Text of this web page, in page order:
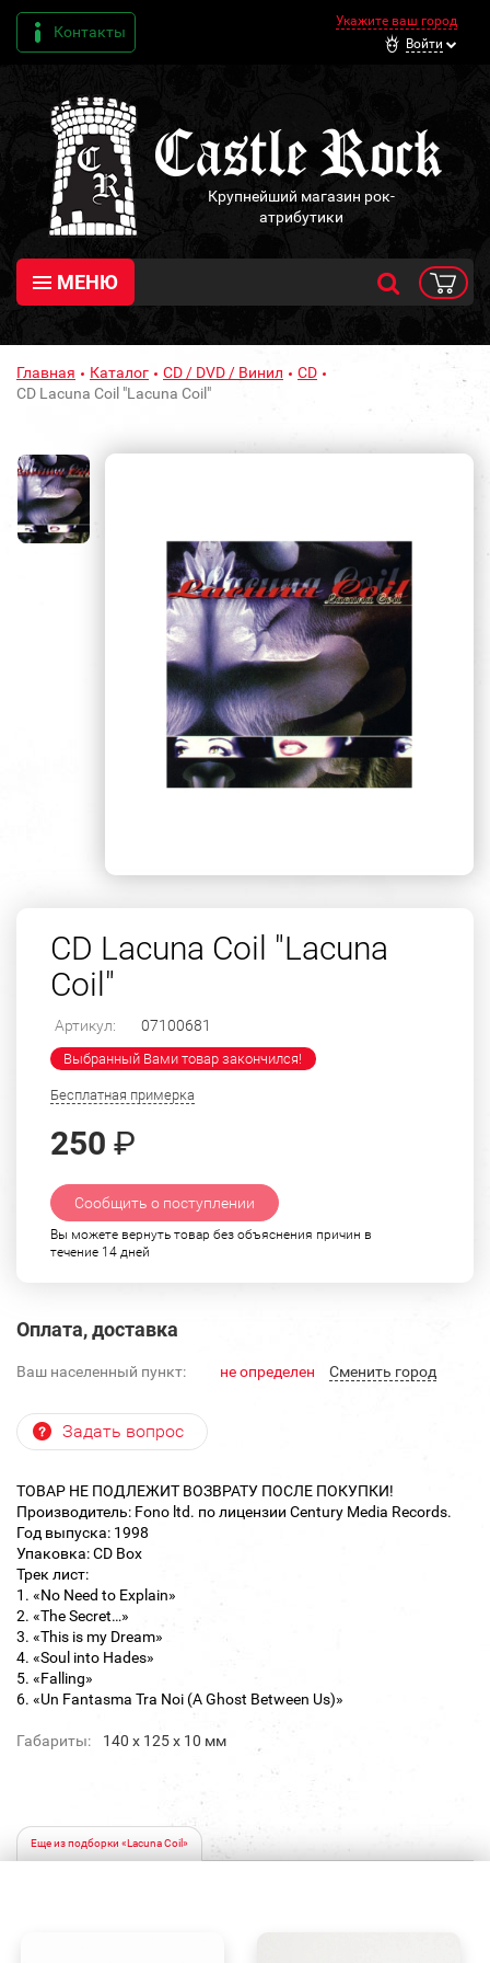
Контакты
Укажите ваш город
Войти
Крупнейший магазин рок-
атрибутики
МЕНЮ
Главная Каталог CD / DVD / Винил
CD
CD Lacuna Coil "Lacuna Coil"
CD Lacuna Coil "Lacuna
Coil"
Артикул: 07100681
Выбранный Вами товар закончился!
Бесплатная примерка
250 ₽
Сообщить о поступлении
Вы можете вернуть товар без объяснения причин в
течение 14 дней
Оплата, доставка
Ваш населенный пункт: не определен Cменить город
Задать вопрос
ТОВАР НЕ ПОДЛЕЖИТ ВОЗВРАТУ ПОСЛЕ ПОКУПКИ!
Производитель: Fono ltd. по лицензии Century Media Records.
Год выпуска: 1998
Упаковка: CD Box
Трек лист:
1. «No Need to Explain»
2. «The Secret…»
3. «This is my Dream»
4. «Soul into Hades»
5. «Falling»
6. «Un Fantasma Tra Noi (A Ghost Between Us)»
Габариты: 140 х 125 х 10 мм
Еще из подборки «Lacuna Coil»